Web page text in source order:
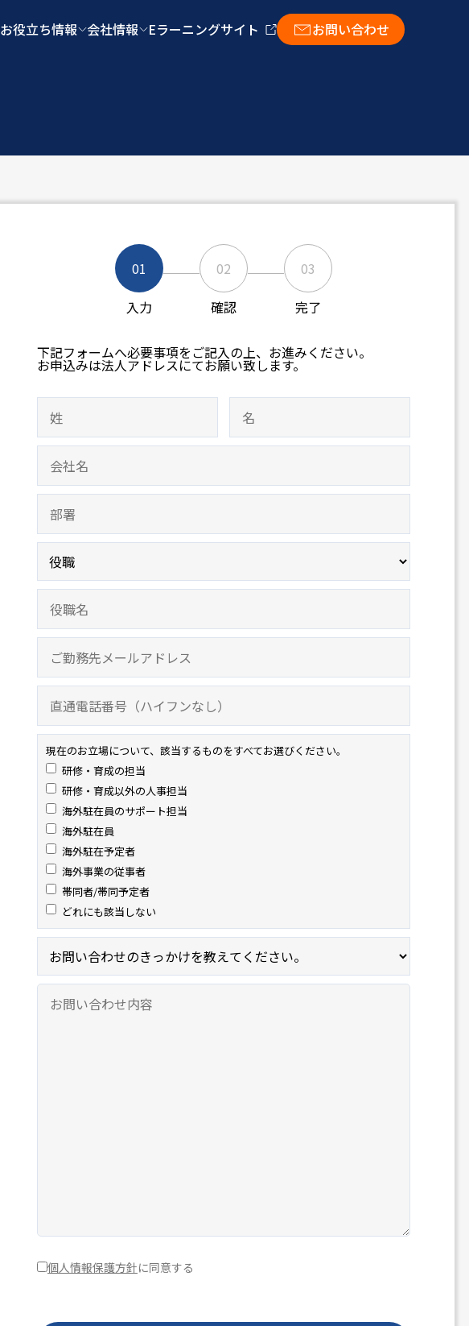
お役立ち情報 会社情報 Eラーニングサイト お問い合わせ
01
入力
02
確認
03
完了
下記フォームへ必要事項をご記入の上、お進みください。
お申込みは法人アドレスにてお願い致します。
現在のお立場について、該当するものをすべてお選びください。
研修・育成の担当
研修・育成以外の人事担当
海外駐在員のサポート担当
海外駐在員
海外駐在予定者
海外事業の従事者
帯同者/帯同予定者
どれにも該当しない
個人情報保護方針に同意する